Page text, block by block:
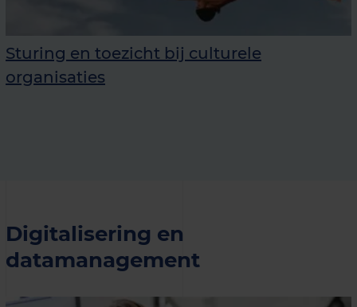
Sturing en toezicht bij culturele
organisaties
Digitalisering en
datamanagement